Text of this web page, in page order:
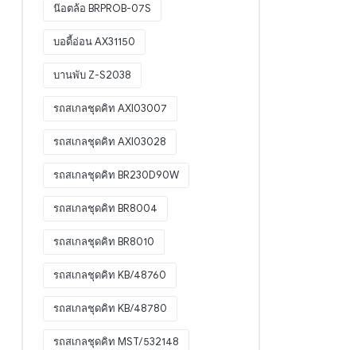
น๊อตล้อ BRPROB-07S
บอดี้อ่อน AX31150
บานพับ Z-S2038
รถสเกลชุดคิท AXI03007
รถสเกลชุดคิท AXI03028
รถสเกลชุดคิท BR230D90W
รถสเกลชุดคิท BR8004
รถสเกลชุดคิท BR8010
รถสเกลชุดคิท KB/48760
รถสเกลชุดคิท KB/48780
รถสเกลชุดคิท MST/532148